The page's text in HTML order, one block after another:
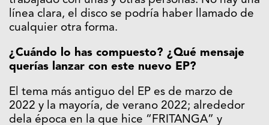
línea clara, el disco se podría haber llamado de
cualquier otra forma.
¿Cuándo lo has compuesto? ¿Qué mensaje
querías lanzar con este nuevo EP?
El tema más antiguo del EP es de marzo de
2022 y la mayoría, de verano 2022; alrededor
dela época en la que hice “FRITANGA” y